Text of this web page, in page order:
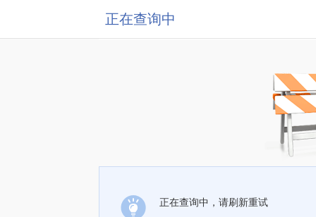
正在查询中
正在查询中，请刷新重试